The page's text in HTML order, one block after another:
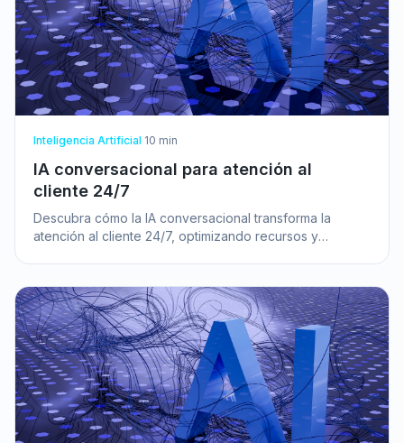
Inteligencia Artificial 10 min
IA conversacional para atención al
cliente 24/7
Descubra cómo la IA conversacional transforma la
atención al cliente 24/7, optimizando recursos y